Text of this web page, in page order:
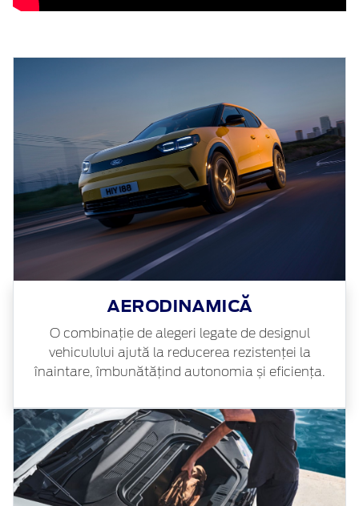
AERODINAMICĂ
O combinație de alegeri legate de designul
vehiculului ajută la reducerea rezistenței la
înaintare, îmbunătățind autonomia și eficiența.